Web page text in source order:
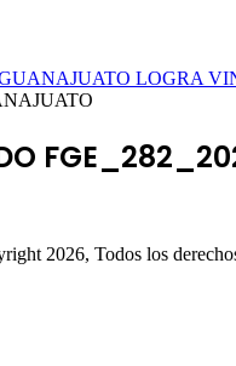
LOGRA
2026, Todos los